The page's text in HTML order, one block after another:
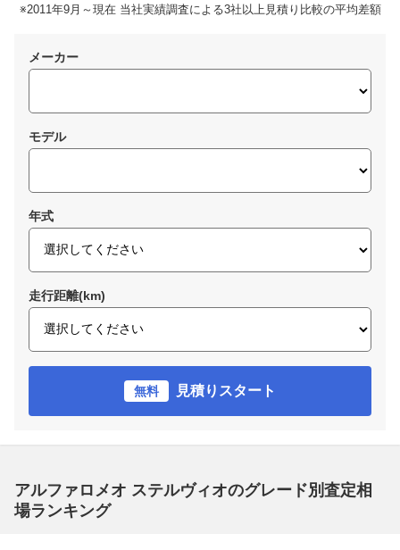
※2011年9月～現在 当社実績調査による3社以上見積り比較の平均差額
メーカー
モデル
年式
走行距離(km)
無料 見積りスタート
アルファロメオ ステルヴィオのグレード別査定相
場ランキング